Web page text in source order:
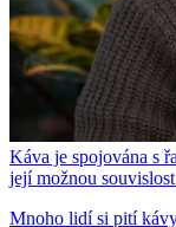
Káva je spojována s
její možnou
Mnoho lidí si pití